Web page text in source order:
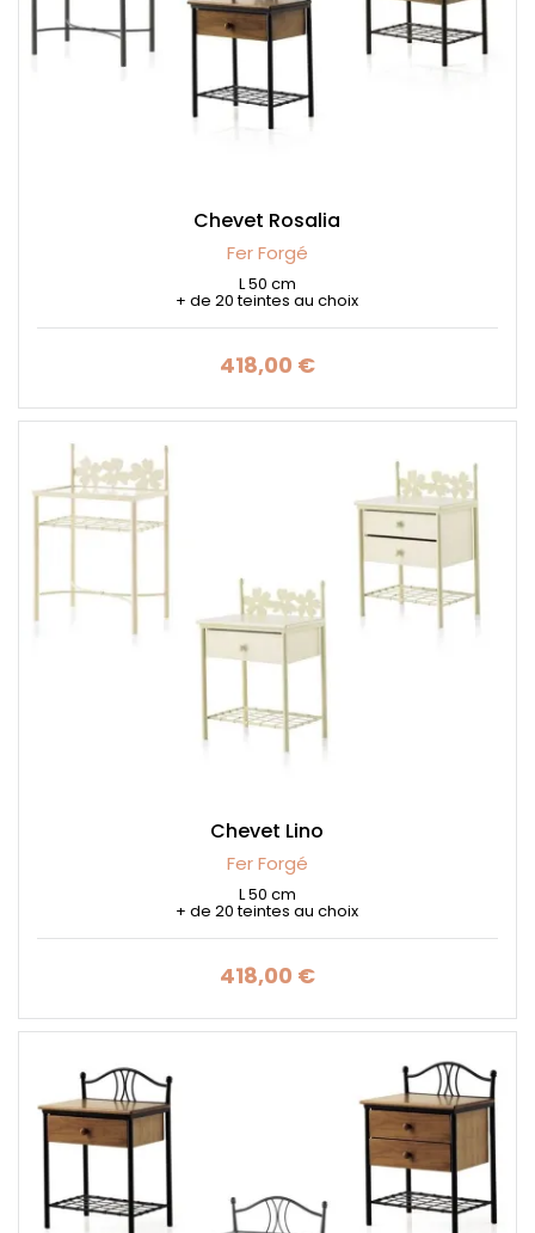
Chevet Rosalia
Fer Forgé
L 50 cm
+ de 20 teintes au choix
Prix
418,00 €
Chevet Lino
Fer Forgé
L 50 cm
+ de 20 teintes au choix
Prix
418,00 €